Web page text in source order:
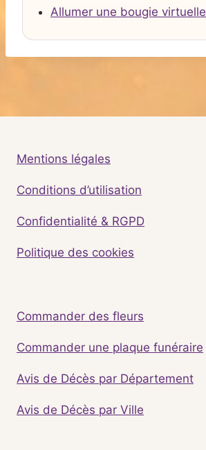
Allumer une bougie virtuelle
Mentions légales
Conditions d’utilisation
Confidentialité & RGPD
Politique des cookies
Commander des fleurs
Commander une plaque funéraire
Avis de Décès par Département
Avis de Décès par Ville